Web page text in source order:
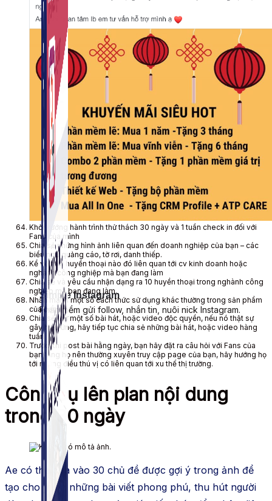
Simple Instagram
Phần mềm gửi follow, nhắn tin, nuôi nick Instagram.
Khởi xướng hành trình thử thách 30 ngày và 1 tuần check in đối với
Fans của mình
Chia sẻ những hình ảnh liên quan đến doanh nghiệp của bạn – các
biểu ngữ quảng cáo, tờ rơi, danh thiếp.
Kể về một huyền thoại nào đó liên quan tới cv kinh doanh hoặc
nghành công nghiệp mà bạn đang làm
Chia sẻ và yêu cầu nhận dạng ra 10 huyền thoại trong nghành công
nghiệp mà bạn đang làm.
Nhấn mạnh một số cách thức sử dụng khác thường trong sản phẩm
của bạn
Chia sẻ thử một số bài hát, hoặc video độc quyền, nếu nó thật sự
gây hiệu ứng, hãy tiếp tục chia sẻ những bài hát, hoặc video hàng
tuần
Trước khi post bài hằng ngày, bạn hãy đặt ra câu hỏi với Fans của
bạn rằng họ nên thường xuyên truy cập page của bạn, hãy hướng họ
tới những điều thú vị có liên quan tới xu thế thị trường.
Công cụ lên plan nội dung
trong 30 ngày
Ae có thể dựa vào 30 chủ đề được gợi ý trong ảnh để
tạo cho mình những bài viết phong phú, thu hút người